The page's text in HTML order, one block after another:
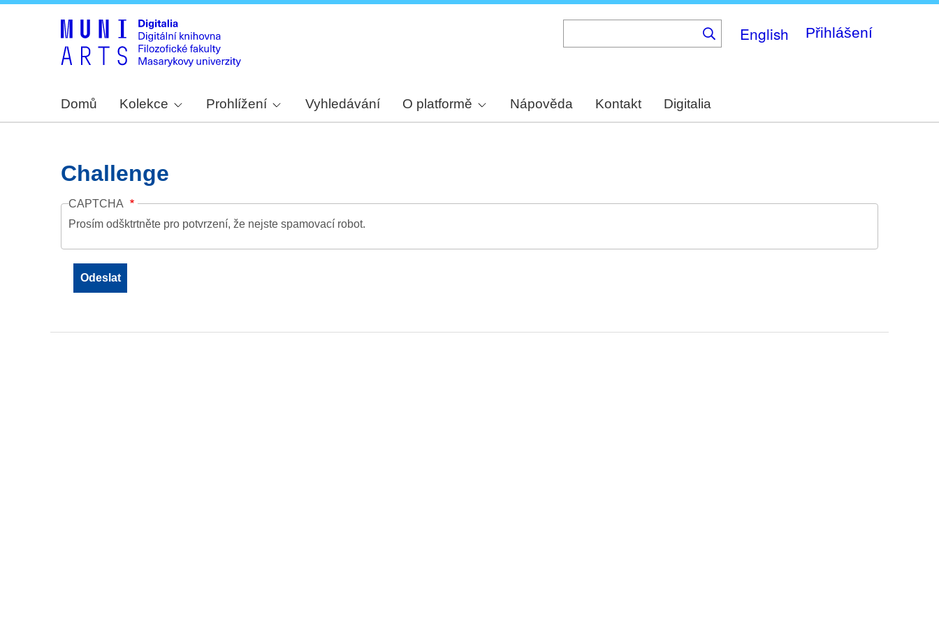
English Přihlášení
Domů Kolekce Prohlížení Vyhledávání O platformě Nápověda Kontakt Digitalia
Challenge
CAPTCHA
Prosím odšktrtněte pro potvrzení, že nejste spamovací robot.